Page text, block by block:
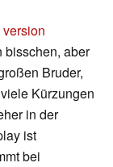
bisschen, aber
Bruder,
Kürzungen
in der
ist
bei